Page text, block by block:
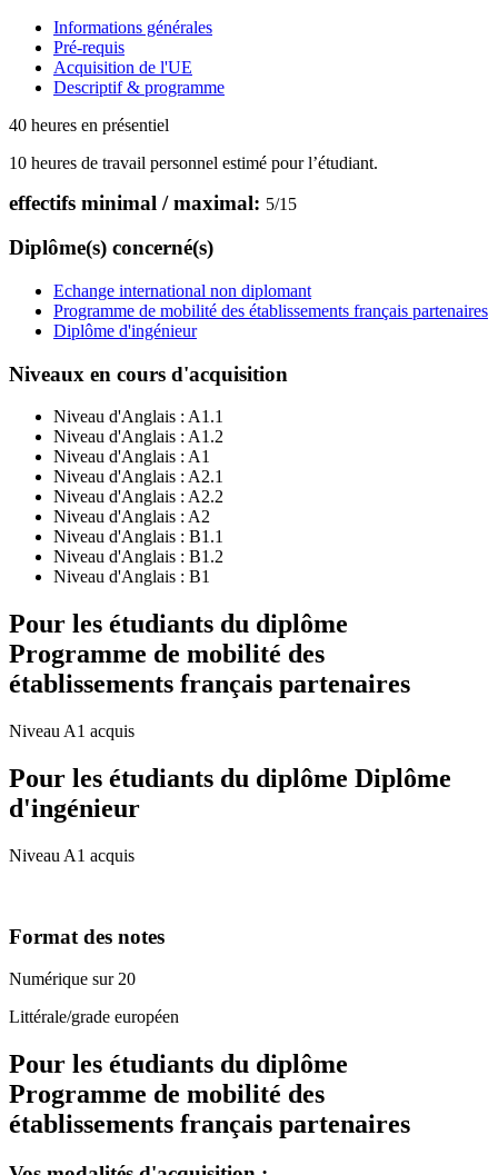
Informations générales
Pré-requis
Acquisition de l'UE
Descriptif & programme
40 heures en présentiel
10 heures de travail personnel estimé pour l’étudiant.
effectifs minimal / maximal: 5/15
Diplôme(s) concerné(s)
Echange international non diplomant
Programme de mobilité des établissements français partenaires
Diplôme d'ingénieur
Niveaux en cours d'acquisition
Niveau d'Anglais : A1.1
Niveau d'Anglais : A1.2
Niveau d'Anglais : A1
Niveau d'Anglais : A2.1
Niveau d'Anglais : A2.2
Niveau d'Anglais : A2
Niveau d'Anglais : B1.1
Niveau d'Anglais : B1.2
Niveau d'Anglais : B1
Pour les étudiants du diplôme
Programme de mobilité des
établissements français partenaires
Niveau A1 acquis
Pour les étudiants du diplôme Diplôme
d'ingénieur
Niveau A1 acquis
Format des notes
Numérique sur 20
Littérale/grade européen
Pour les étudiants du diplôme
Programme de mobilité des
établissements français partenaires